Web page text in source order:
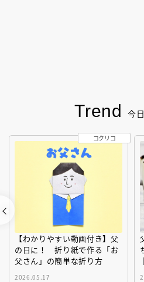
Trend 今
【わかりやすい動画付き】父
の日に！ 折り紙で作る「お
父さん」の簡単な折り方
2026.05.17
コクリコ